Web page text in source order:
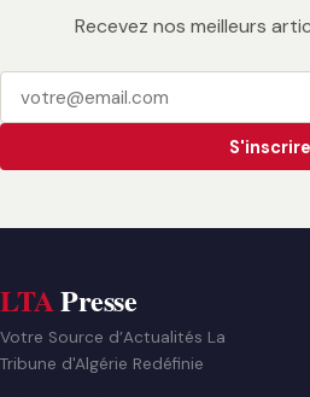
Recevez nos meilleurs
S'inscrire
LTAPresse
Votre Source d’Actualités La
Tribune d'Algérie Redéfinie